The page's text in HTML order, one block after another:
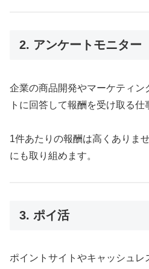
2. アンケートモニター
企業の商品開発やマーケティン
トに回答して報酬を受け取る仕
1件あたりの報酬は高くありま
にも取り組めます。
3. ポイ活
ポイントサイトやキャッシュレ